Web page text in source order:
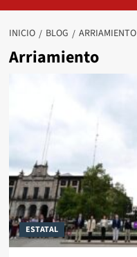
INICIO BLOG ARRIAMIENTO
Arriamiento
ESTATAL